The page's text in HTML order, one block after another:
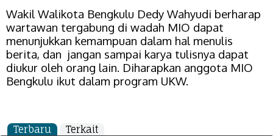
Wakil Walikota Bengkulu Dedy Wahyudi berharap
wartawan tergabung di wadah MIO dapat
menunjukkan kemampuan dalam hal menulis
berita, dan jangan sampai karya tulisnya dapat
diukur oleh orang lain. Diharapkan anggota MIO
Bengkulu ikut dalam program UKW.
Terbaru Terkait